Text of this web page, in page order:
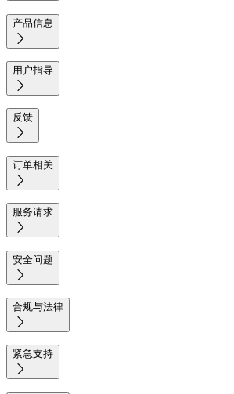
产品信息

用户指导

反馈

订单相关

服务请求

安全问题

合规与法律

紧急支持
